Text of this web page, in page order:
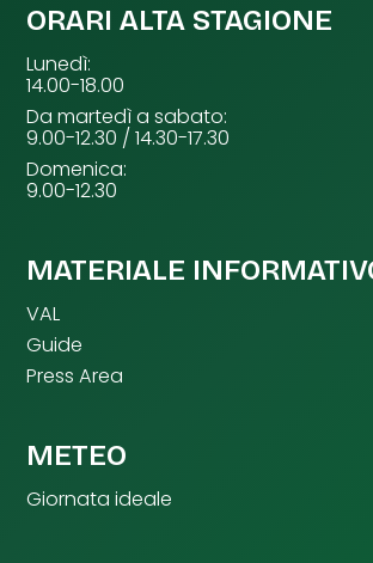
ORARI ALTA STAGIONE
Lunedì:
14.00-18.00
Da martedì a sabato:
9.00-12.30 / 14.30-17.30
Domenica:
9.00-12.30
MATERIALE
VAL
Guide
Press Area
METEO
Giornata ideale